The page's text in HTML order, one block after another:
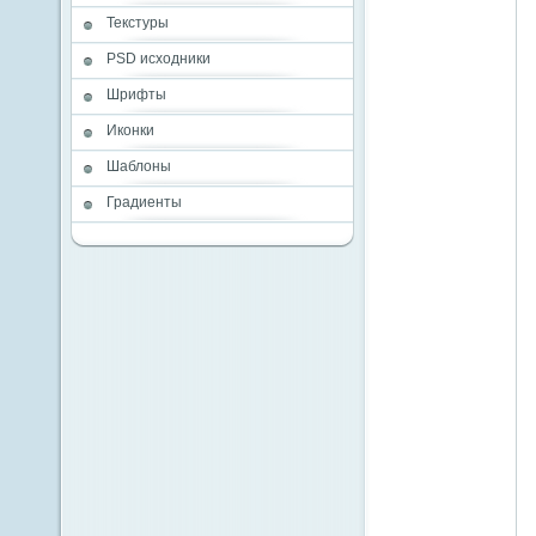
Текстуры
PSD исходники
Шрифты
Иконки
Шаблоны
Градиенты